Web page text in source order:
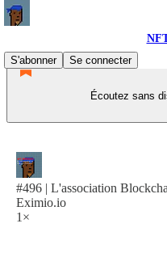
S'abonner
Se connecter
Écoutez sans
#496 | L'association
Eximio.io
1×